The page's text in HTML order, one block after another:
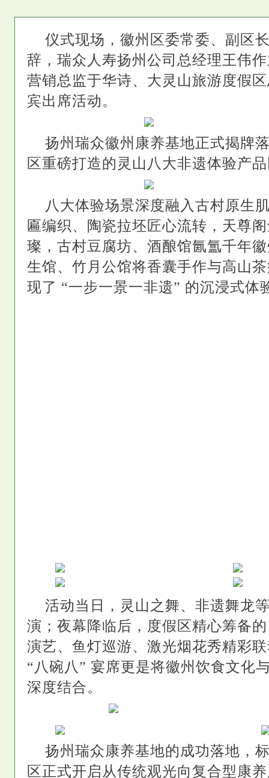
仪式现场，徽州区委常委、副区
辞，瑞众人寿扬州公司总经理王伟
营销总监于华诗、大灵山旅游度假
宾出席活动。
扬州瑞众徽州康养基地正式揭牌
区重磅打造的灵山八大非遗体验产
八大体验场景深度融入古村原生
匾编织、陶瓷拉坯匠心流转，天尊
璨，古村豆腐坊、酒酿馆氤氲千年
生馆、竹月公馆将香囊手作与高山
现了 “一步一景一非遗” 的沉浸式体
活动当日，灵山之舞、非遗舞龙
演；夜幕降临后，度假区精心筹备
演艺、鱼灯巡游、激光烟花秀精彩
“八碗八” 宴席更是将徽州饮食文化
深度结合。
扬州瑞众康养基地的成功落地，
区正式开启从传统观光向复合型康